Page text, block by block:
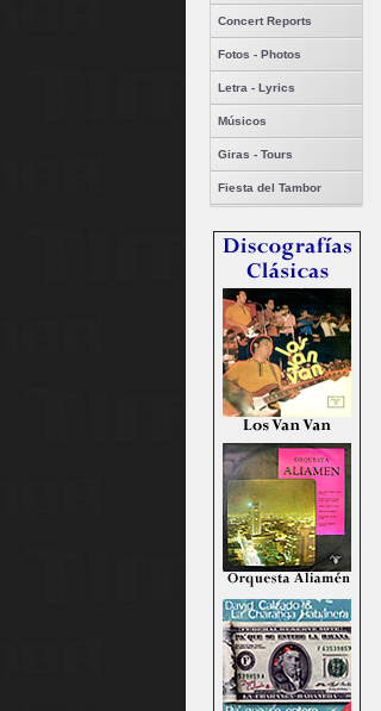
Concert Reports
Fotos - Photos
Letra - Lyrics
Músicos
Giras - Tours
Fiesta del Tambor